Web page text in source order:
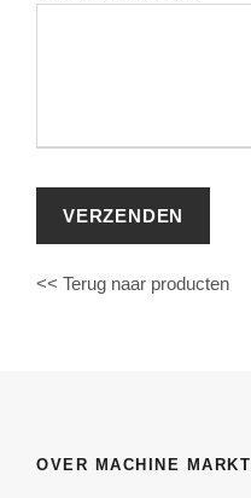
<< Terug naar producten
OVER MACHINE MARKT